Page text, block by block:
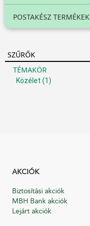
POSTAKÉSZ TERMÉKEK
SZŰRŐK
TÉMAKÖR
Közélet (1)
AKCIÓK
Biztosítási akciók
MBH Bank akciók
Lejárt akciók